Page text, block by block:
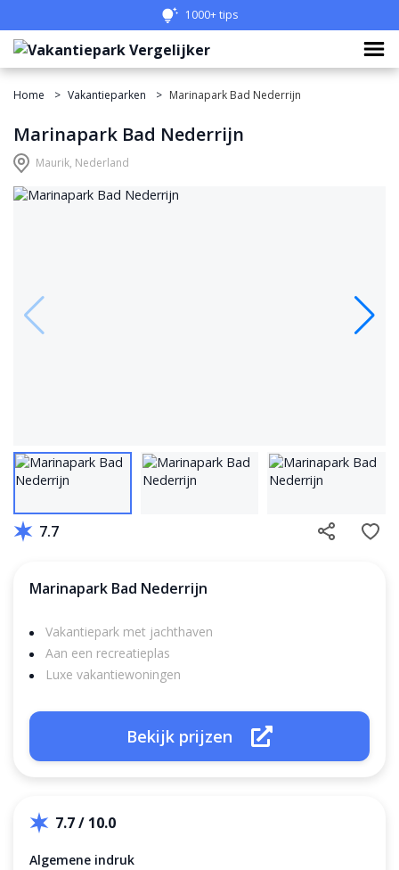
1000+ tips
Home Vakantieparken Marinapark Bad Nederrijn
Marinapark Bad Nederrijn
Maurik, Nederland
7.7
Marinapark Bad Nederrijn
Vakantiepark met jachthaven
Aan een recreatieplas
Luxe vakantiewoningen
Bekijk prijzen
7.7 / 10.0
Algemene indruk